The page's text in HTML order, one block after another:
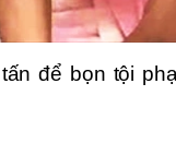
để bọn tội